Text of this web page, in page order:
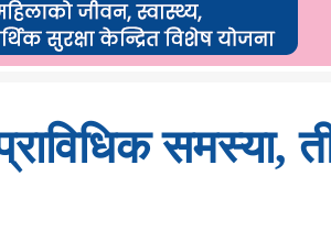
समस्या,